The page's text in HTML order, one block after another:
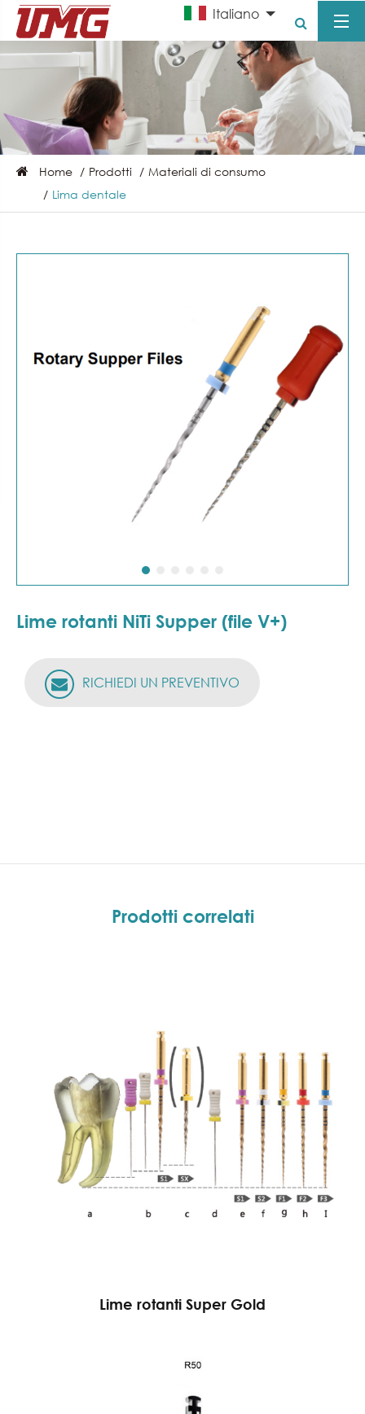
Italiano
Home Prodotti
Materiali di consumo
Lima dentale
Lime rotanti NiTi Supper (file V+)
RICHIEDI UN PREVENTIVO
Prodotti correlati
Lime rotanti Super Gold